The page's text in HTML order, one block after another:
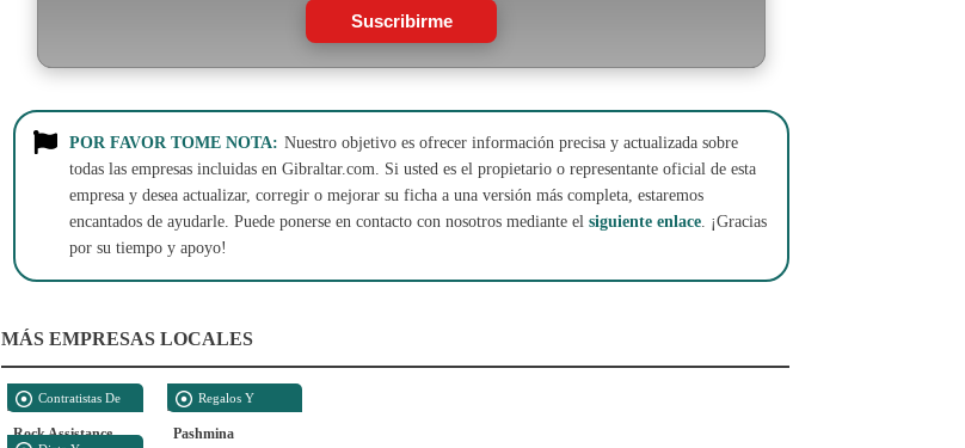
Suscribirme
POR FAVOR TOME NOTA: Nuestro objetivo es ofrecer información precisa y actualizada sobre
todas las empresas incluidas en Gibraltar.com. Si usted es el propietario o representante oficial de esta
empresa y desea actualizar, corregir o mejorar su ficha a una versión más completa, estaremos
encantados de ayudarle. Puede ponerse en contacto con nosotros mediante el siguiente enlace. ¡Gracias
por su tiempo y apoyo!
MÁS EMPRESAS LOCALES
Contratistas De
Construcción
Rock Assistance
Regalos Y
Recuerdos
Pashmina